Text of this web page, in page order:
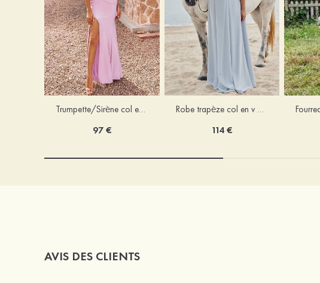
Trumpette/Sirène col en v jersey ras du sol robe de demoiselle d'honneur
97 €
Robe trapèze col en v mousseline ras du sol robe de demoiselle d'honneur
114 €
AVIS DES CLIENTS